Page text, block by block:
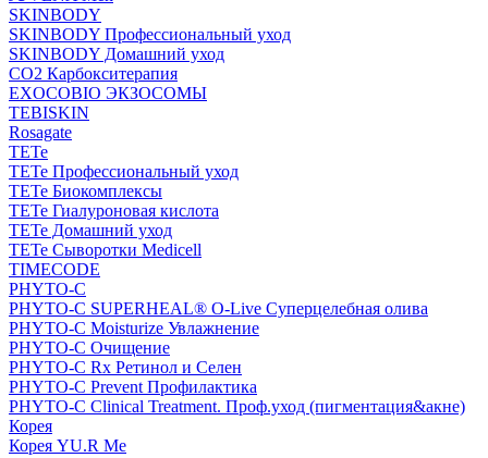
SKINBODY
SKINBODY Профессиональный уход
SKINBODY Домашний уход
CO2 Карбокситерапия
EXOCOBIO ЭКЗОСОМЫ
TEBISKIN
Rosagate
TETe
TETe Профессиональный уход
TETe Биокомплексы
TETe Гиалуроновая кислота
TETe Домашний уход
TETe Сыворотки Medicell
TIMECODE
PHYTO-C
PHYTO-C SUPERHEAL® O-Live Суперцелебная олива
PHYTO-C Moisturize Увлажнение
PHYTO-C Очищение
PHYTO-C Rx Ретинол и Селен
PHYTO-C Prevent Профилактика
PHYTO-C Clinical Treatment. Проф.уход (пигментация&акне)
Корея
Корея YU.R Me